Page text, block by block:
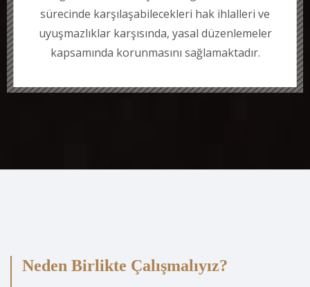
sürecinde karşılaşabilecekleri hak ihlalleri ve
uyuşmazlıklar karşısında, yasal düzenlemeler
kapsamında korunmasını sağlamaktadır.
Neden Birlikte Çalışmalıyız?